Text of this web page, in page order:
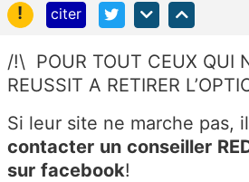
!
citer
/!\ POUR TOUT CEUX QUI
REUSSIT A RETIRER
Si leur site ne marche pas,
contacter un conseiller
sur facebook!